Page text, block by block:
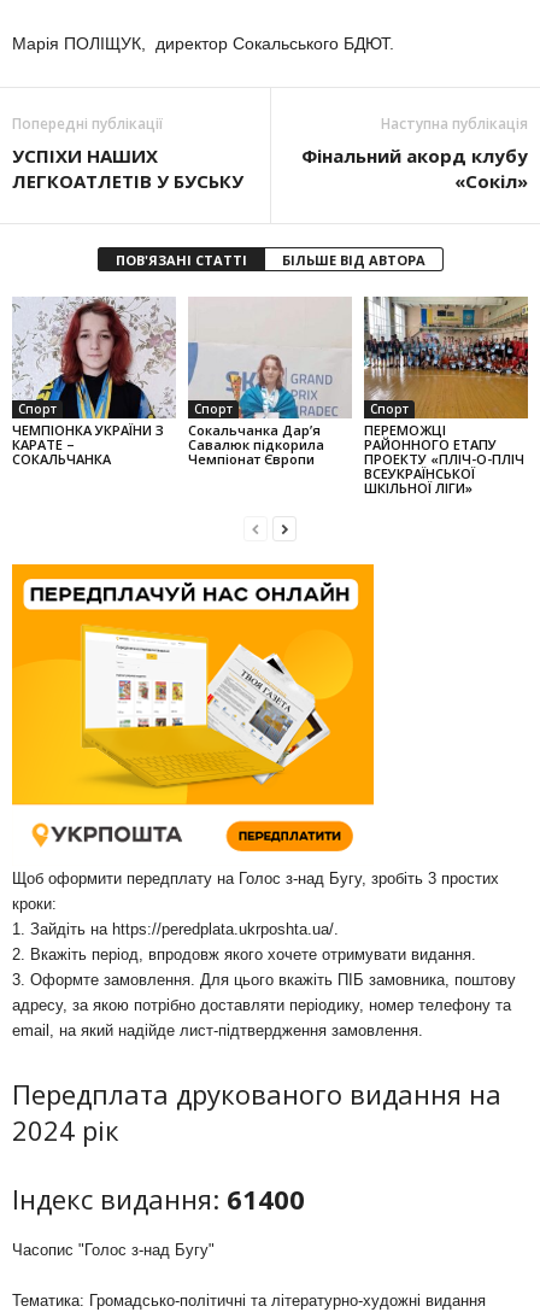
Марія ПОЛІЩУК, директор Сокальського БДЮТ.
Попередні публікації
УСПІХИ НАШИХ
ЛЕГКОАТЛЕТІВ У БУСЬКУ
Наступна публікація
Фінальний акорд клубу
«Сокіл»
ПОВ'ЯЗАНІ СТАТТІ БІЛЬШЕ ВІД АВТОРА
Спорт
ЧЕМПІОНКА УКРАЇНИ З
КАРАТЕ –
СОКАЛЬЧАНКА
Спорт
Сокальчанка Дар’я
Савалюк підкорила
Чемпіонат Європи
Спорт
ПЕРЕМОЖЦІ
РАЙОННОГО ЕТАПУ
ПРОЕКТУ «ПЛІЧ-О-ПЛІЧ
ВСЕУКРАЇНСЬКОЇ
ШКІЛЬНОЇ ЛІГИ»
Щоб оформити передплату на Голос з-над Бугу, зробіть 3 простих
кроки:
1. Зайдіть на https://peredplata.ukrposhta.ua/.
2. Вкажіть період, впродовж якого хочете отримувати видання.
3. Оформте замовлення. Для цього вкажіть ПІБ замовника, поштову
адресу, за якою потрібно доставляти періодику, номер телефону та
email, на який надійде лист-підтвердження замовлення.
Передплата друкованого видання на
2024 рік
Індекс видання: 61400
Часопис "Голос з-над Бугу"
Тематика: Громадсько-політичні та літературно-художні видання